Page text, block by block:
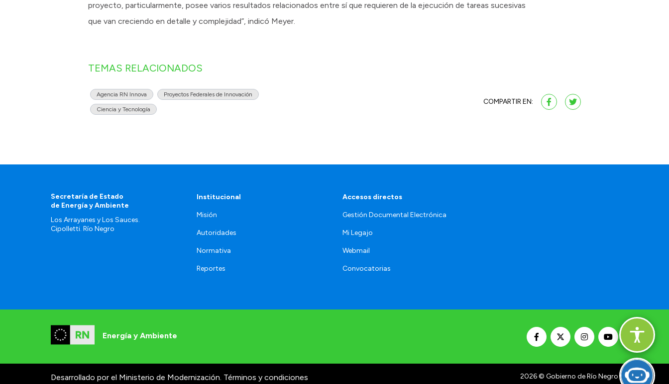
proyecto, particularmente, posee varios resultados relacionados entre sí que requieren de la ejecución de tareas sucesivas
que van creciendo en detalle y complejidad”, indicó Meyer.
TEMAS RELACIONADOS
Agencia RN Innova Proyectos Federales de Innovación
Ciencia y Tecnología
COMPARTIR EN:
Secretaría de Estado
de Energía y Ambiente
Los Arrayanes y Los Sauces.
Cipolletti. Río Negro
Institucional
Misión
Autoridades
Normativa
Reportes
Accesos directos
Gestión Documental Electrónica
Mi Legajo
Webmail
Convocatorias
Energía y Ambiente
Desarrollado por el Ministerio de Modernización. Términos y condiciones 2026© Gobierno de Río Negro